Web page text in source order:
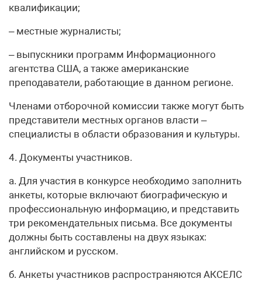
квалификации;
– местные журналисты;
– выпускники программ Информационного
агентства США, а также американские
преподаватели, работающие в данном регионе.
Членами отборочной комиссии также могут быть
представители местных органов власти –
специалисты в области образования и культуры.
4. Документы участников.
а. Для участия в конкурсе необходимо заполнить
анкеты, которые включают биографическую и
профессиональную информацию, и представить
три рекомендательных письма. Все документы
должны быть составлены на двух языках:
английском и русском.
б. Анкеты участников распространяются АКСЕЛС